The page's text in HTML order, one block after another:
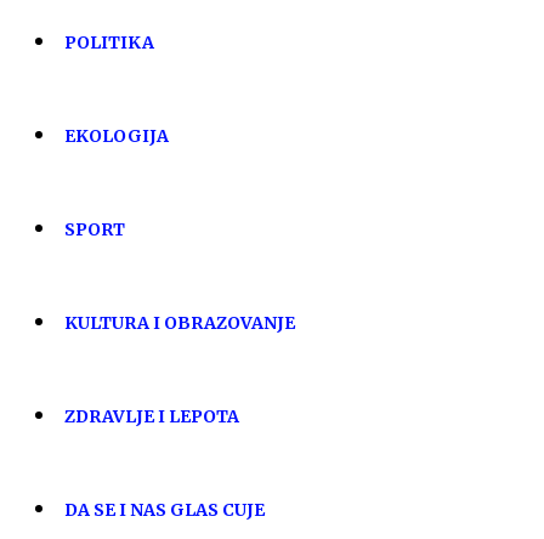
POLITIKA
EKOLOGIJA
SPORT
KULTURA I OBRAZOVANJE
ZDRAVLJE I LEPOTA
DA SE I NAS GLAS CUJE